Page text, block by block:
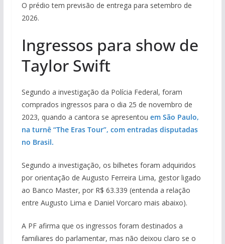
O prédio tem previsão de entrega para setembro de
2026.
Ingressos para show de
Taylor Swift
Segundo a investigação da Polícia Federal, foram
comprados ingressos para o dia 25 de novembro de
2023, quando a cantora se apresentou em São Paulo,
na turnê “The Eras Tour”, com entradas disputadas
no Brasil.
Segundo a investigação, os bilhetes foram adquiridos
por orientação de Augusto Ferreira Lima, gestor ligado
ao Banco Master, por R$ 63.339 (entenda a relação
entre Augusto Lima e Daniel Vorcaro mais abaixo).
A PF afirma que os ingressos foram destinados a
familiares do parlamentar, mas não deixou claro se o